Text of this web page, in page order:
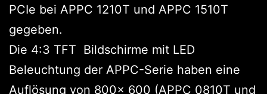
PCIe bei APPC 1210T und APPC 1510T
gegeben.
Die 4:3 TFT Bildschirme mit LED
Beleuchtung der APPC-Serie haben eine
Auflösung von 800x 600 (APPC 0810T und